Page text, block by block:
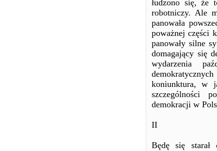
łudzono się, że
robotniczy. Ale
panowała
poważnej części
panowały silne
domagający się
wydarzenia
koniunktura, w
szczególności
demokracji w
II
Będę się starał